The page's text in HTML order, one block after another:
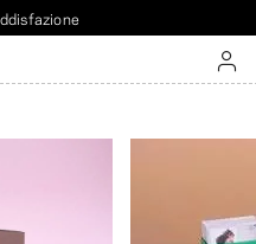
Spedizione scontata oltre i 60